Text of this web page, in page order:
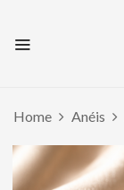
Home Anéis